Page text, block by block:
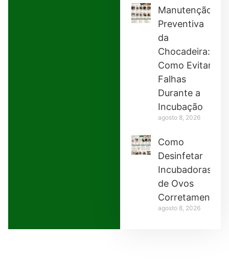
Manutenção
Preventiva
da
Chocadeira:
Como Evitar
Falhas
Durante a
Incubação
agosto 8, 2026
Como
Desinfetar
Incubadoras
de Ovos
Corretamente
agosto 8, 2026